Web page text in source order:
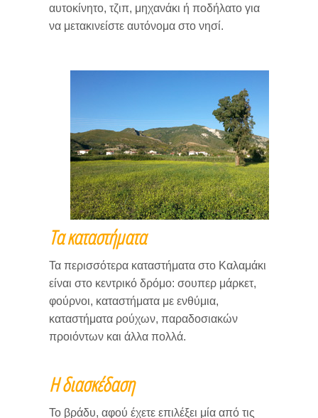
αυτοκίνητο, τζιπ, μηχανάκι ή ποδήλατο για
να μετακινείστε αυτόνομα στο νησί.
Τα καταστήματα
Τα περισσότερα καταστήματα στο Καλαμάκι
είναι στο κεντρικό δρόμο: σουπερ μάρκετ,
φούρνοι, καταστήματα με ενθύμια,
καταστήματα ρούχων, παραδοσιακών
προιόντων και άλλα πολλά.
Η διασκέδαση
Το βράδυ, αφού έχετε επιλέξει μία από τις